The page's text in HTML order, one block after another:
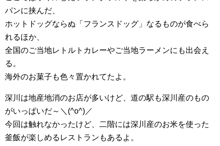
パンに挟んだ、
ホットドッグならぬ「フランスドッグ」なるものが食べら
れるほか、
全国のご当地レトルトカレーやご当地ラーメンにも出会え
る。
海外のお菓子も色々置かれてたよ。
深川は地産地消のお店が多いけど、道の駅も深川産のもの
がいっぱいだ～＼(^o^)／
今回は触れなかったけど、二階には深川産のお米を使った
釜飯が楽しめるレストランもあるよ。